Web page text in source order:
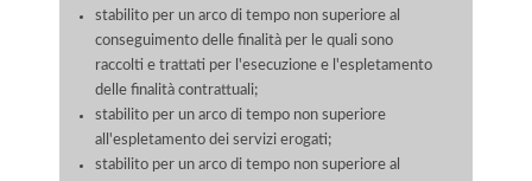
stabilito per un arco di tempo non superiore al
conseguimento delle finalità per le quali sono
raccolti e trattati per l'esecuzione e l'espletamento
delle finalità contrattuali;
stabilito per un arco di tempo non superiore
all'espletamento dei servizi erogati;
stabilito per un arco di tempo non superiore al